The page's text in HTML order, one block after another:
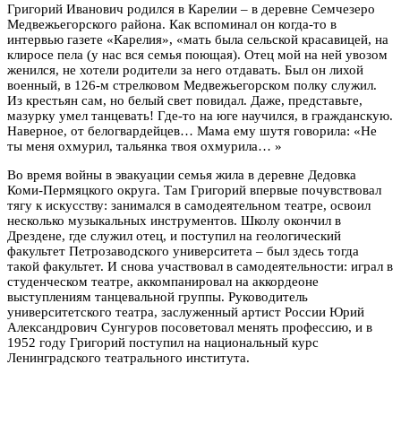
Григорий Иванович родился в Карелии – в деревне Семчезеро
Медвежьегорского района. Как вспоминал он когда-то в
интервью газете «Карелия», «мать была сельской красавицей, на
клиросе пела (у нас вся семья поющая). Отец мой на ней увозом
женился, не хотели родители за него отдавать. Был он лихой
военный, в 126-м стрелковом Медвежьегорском полку служил.
Из крестьян сам, но белый свет повидал. Даже, представьте,
мазурку умел танцевать! Где-то на юге научился, в гражданскую.
Наверное, от белогвардейцев… Мама ему шутя говорила: «Не
ты меня охмурил, тальянка твоя охмурила… »
Во время войны в эвакуации семья жила в деревне Дедовка
Коми-Пермяцкого округа. Там Григорий впервые почувствовал
тягу к искусству: занимался в самодеятельном театре, освоил
несколько музыкальных инструментов. Школу окончил в
Дрездене, где служил отец, и поступил на геологический
факультет Петрозаводского университета – был здесь тогда
такой факультет. И снова участвовал в самодеятельности: играл в
студенческом театре, аккомпанировал на аккордеоне
выступлениям танцевальной группы. Руководитель
университетского театра, заслуженный артист России Юрий
Александрович Сунгуров посоветовал менять профессию, и в
1952 году Григорий поступил на национальный курс
Ленинградского театрального института.